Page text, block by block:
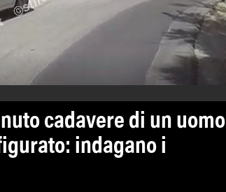
cadavere di un uomo
indagano i